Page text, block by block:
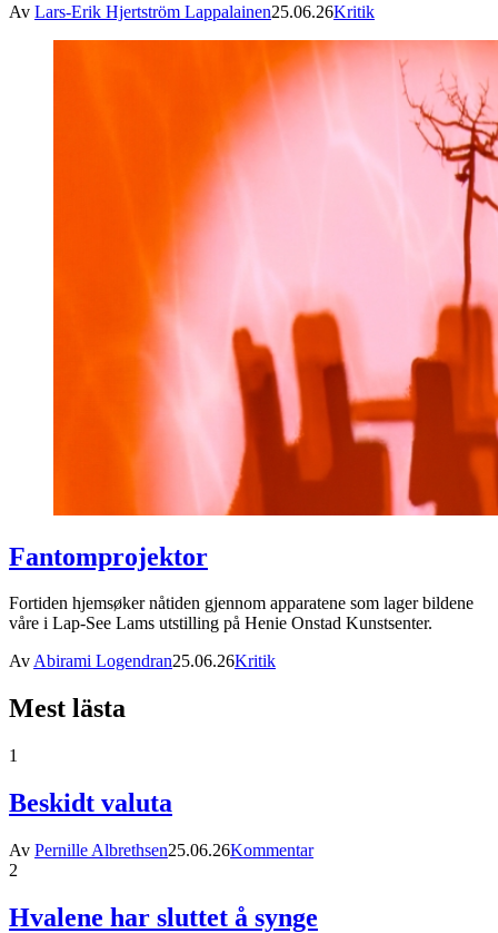
Av Lars-Erik Hjertström Lappalainen25.06.26Kritik
Fantomprojektor
Fortiden hjemsøker nåtiden gjennom apparatene som lager bildene
våre i Lap-See Lams utstilling på Henie Onstad Kunstsenter.
AvAbirami Logendran25.06.26Kritik
Mest lästa
1
Beskidt valuta
Av Pernille Albrethsen25.06.26Kommentar
2
Hvalene har sluttet å synge